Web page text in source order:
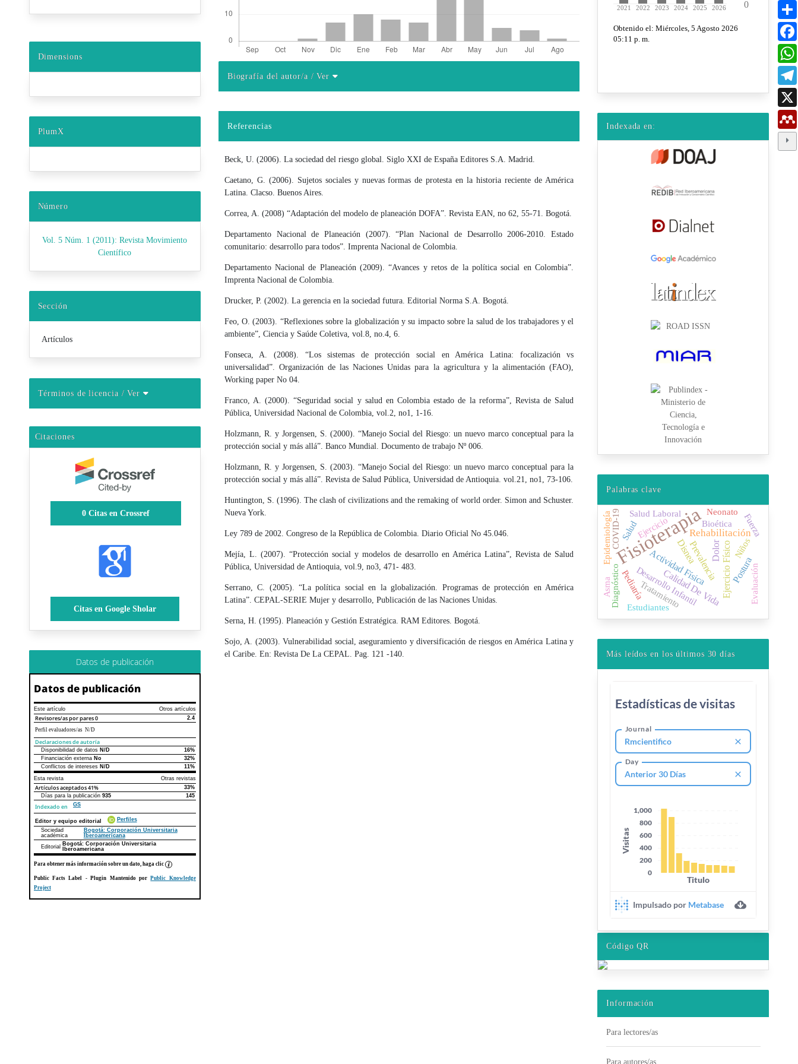
Dimensions
PlumX
Número
Vol. 5 Núm. 1 (2011): Revista Movimiento
Científico
Sección
Artículos
Términos de licencia / Ver
Citaciones
0Citas en Crossref
Citas en Google Sholar
Datos de publicación
Datos de publicación
Este artículo Otros artículos
Revisores/as por pares0
2.4
Perfil evaluadores/as N/D
Declaraciones de autoría
Declaraciones de autoríaEste artículo
Disponibilidad de datos N/D
16%
Financiación externa No
32%
Conflictos de intereses N/D
11%
Esta revista
Otras revistas
Artículos aceptados41%
33%
Días para la publicación 935 145
Indexado en GS
Editor y equipo editorial
Perfiles
Sociedad
académica
Bogotá: Corporación Universitaria
Iberoamericana
Editorial
Bogotá: Corporación Universitaria
Iberoamericana
Para obtener más información sobre un dato, haga clic
Public Facts Label - Plugin Mantenido porPublic Knowledge
Project
Biografía del autor/a / Ver
Referencias
Beck, U. (2006). La sociedad del riesgo global. Siglo XXI de España Editores S.A. Madrid.
Caetano, G. (2006). Sujetos sociales y nuevas formas de protesta en la historia reciente de América
Latina. Clacso. Buenos Aires.
Correa, A. (2008) “Adaptación del modelo de planeación DOFA”. Revista EAN, no 62, 55-71. Bogotá.
Departamento Nacional de Planeación (2007). “Plan Nacional de Desarrollo 2006-2010. Estado
comunitario: desarrollo para todos”. Imprenta Nacional de Colombia.
Departamento Nacional de Planeación (2009). “Avances y retos de la política social en Colombia”.
Imprenta Nacional de Colombia.
Drucker, P. (2002). La gerencia en la sociedad futura. Editorial Norma S.A. Bogotá.
Feo, O. (2003). “Reflexiones sobre la globalización y su impacto sobre la salud de los trabajadores y el
ambiente”, Ciencia y Saúde Coletiva, vol.8, no.4, 6.
Fonseca, A. (2008). “Los sistemas de protección social en América Latina: focalización vs
universalidad”. Organización de las Naciones Unidas para la agricultura y la alimentación (FAO),
Working paper No 04.
Franco, A. (2000). “Seguridad social y salud en Colombia estado de la reforma”, Revista de Salud
Pública, Universidad Nacional de Colombia, vol.2, no1, 1-16.
Holzmann, R. y Jorgensen, S. (2000). “Manejo Social del Riesgo: un nuevo marco conceptual para la
protección social y más allá”. Banco Mundial. Documento de trabajo Nº 006.
Holzmann, R. y Jorgensen, S. (2003). “Manejo Social del Riesgo: un nuevo marco conceptual para la
protección social y más allá”. Revista de Salud Pública, Universidad de Antioquia. vol.21, no1, 73-106.
Huntington, S. (1996). The clash of civilizations and the remaking of world order. Simon and Schuster.
Nueva York.
Ley 789 de 2002. Congreso de la República de Colombia. Diario Oficial No 45.046.
Mejía, L. (2007). “Protección social y modelos de desarrollo en América Latina”, Revista de Salud
Pública, Universidad de Antioquia, vol.9, no3, 471- 483.
Serrano, C. (2005). “La política social en la globalización. Programas de protección en América
Latina”. CEPAL-SERIE Mujer y desarrollo, Publicación de las Naciones Unidas.
Serna, H. (1995). Planeación y Gestión Estratégica. RAM Editores. Bogotá.
Sojo, A. (2003). Vulnerabilidad social, aseguramiento y diversificación de riesgos en América Latina y
el Caribe. En: Revista De La CEPAL. Pag. 121 -140.
Indexada en:
Palabras clave
FisioterapiaRehabilitación
Actividad Física DolorEjercicio Físico
Calidad De Vida
Prevalencia
Disnea
Postura
Niños
Ejercicio
Salud Laboral
COVID-19
Epidemiología
Desarrollo Infantil
Bioética
Tratamiento
Pediatría
Fuerza
Neonato
Salud
Diagnóstico
Asma
Estudiantes
Evaluación
Más leídos en los últimos 30 días
Código QR
Información
Para lectores/as
Para autores/as